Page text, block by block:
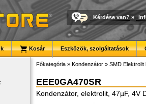
Kérdése van? »
Kosár Eszközök, szolgáltatások
Főkategória » Kondenzátor » SMD
EEE0GA470SR
Kondenzátor, elektrolit, 47µF, 4V